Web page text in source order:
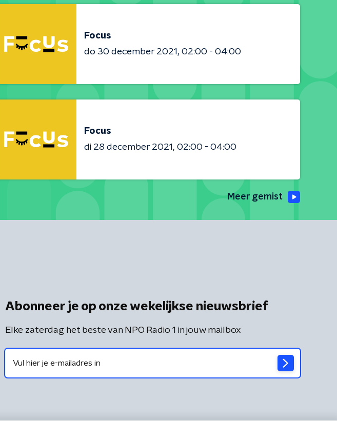
Focus
do 30 december 2021
02:00 - 04:00
Focus
di 28 december 2021
02:00 - 04:00
Meer gemist
Abonneer je op onze wekelijkse nieuwsbrief
Elke zaterdag het beste van NPO Radio 1 in jouw mailbox